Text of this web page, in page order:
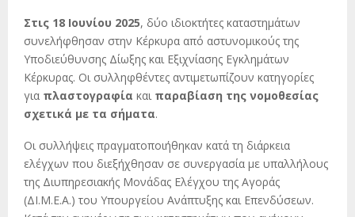
Στις 18 Ιουνίου 2025, δύο ιδιοκτήτες καταστημάτων
συνελήφθησαν στην Κέρκυρα από αστυνομικούς της
Υποδιεύθυνσης Δίωξης και Εξιχνίασης Εγκλημάτων
Κέρκυρας. Οι συλληφθέντες αντιμετωπίζουν κατηγορίες
για πλαστογραφία και παραβίαση της νομοθεσίας
σχετικά με τα σήματα.
Οι συλλήψεις πραγματοποιήθηκαν κατά τη διάρκεια
ελέγχων που διεξήχθησαν σε συνεργασία με υπαλλήλους
της Διυπηρεσιακής Μονάδας Ελέγχου της Αγοράς
(ΔΙ.Μ.Ε.Α.) του Υπουργείου Ανάπτυξης και Επενδύσεων.